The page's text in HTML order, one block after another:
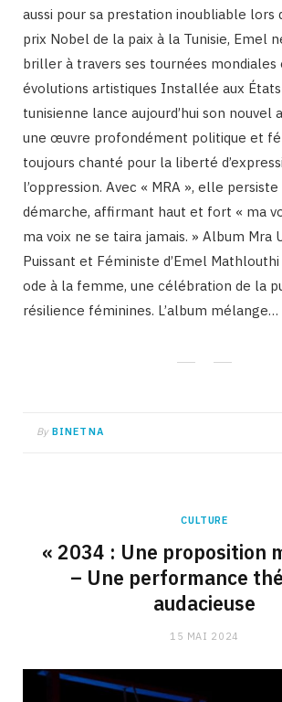
aussi pour sa prestation inoubliable lors
prix Nobel de la paix à la Tunisie, Emel
briller à travers ses tournées mondiales
évolutions artistiques Installée aux
tunisienne lance aujourd’hui son nouvel
une œuvre profondément politique et
toujours chanté pour la liberté
l’oppression. Avec « MRA », elle
démarche, affirmant haut et fort « ma
ma voix ne se taira jamais. » Album Mra
Puissant et Féministe d’Emel Mathlouthi
ode à la femme, une célébration de la
résilience féminines. L’album mélange…
By BINETNA
CULTURE
« 2034 : Une proposition
– Une performance
audacieuse
15 MAI 2024